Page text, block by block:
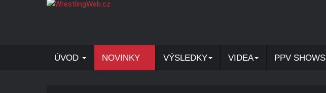
ÚVOD NOVINKY VÝSLEDKY VIDEA PPV SHOWS